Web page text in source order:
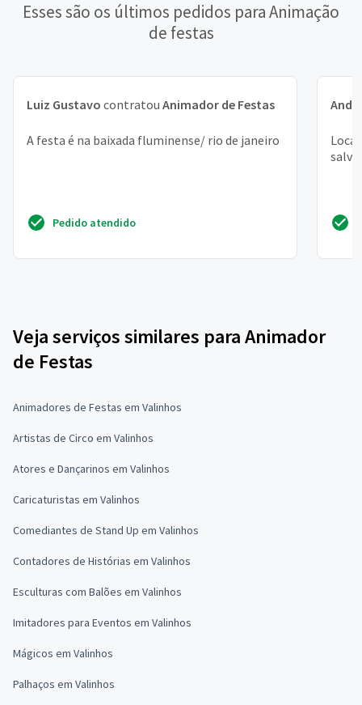
Esses são os últimos pedidos para Animação
de festas
Luiz Gustavo contratou Animador de Festas
A festa é na baixada fluminense/ rio de janeiro
Pedido atendido
Veja serviços similares para Animador
de Festas
Animadores de Festas em Valinhos
Artistas de Circo em Valinhos
Atores e Dançarinos em Valinhos
Caricaturistas em Valinhos
Comediantes de Stand Up em Valinhos
Contadores de Histórias em Valinhos
Esculturas com Balões em Valinhos
Imitadores para Eventos em Valinhos
Mágicos em Valinhos
Palhaços em Valinhos